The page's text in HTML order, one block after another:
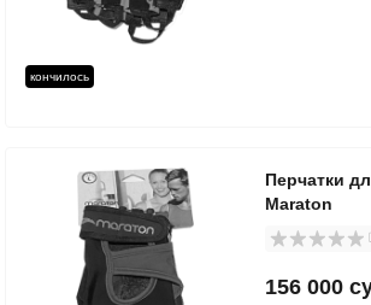
кончилось
Перчатки
Maraton
156 000